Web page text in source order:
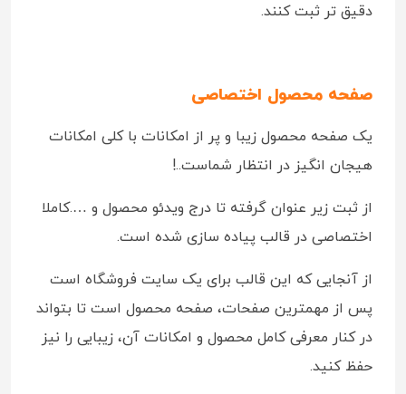
دقیق تر ثبت کنند.
صفحه محصول اختصاصی
یک صفحه محصول زیبا و پر از امکانات با کلی امکانات
هیجان انگیز در انتظار شماست..!
از ثبت زیر عنوان گرفته تا درج ویدئو محصول و ….کاملا
اختصاصی در قالب پیاده سازی شده است.
از آنجایی که این قالب برای یک سایت فروشگاه است
پس از مهمترین صفحات، صفحه محصول است تا بتواند
در کنار معرفی کامل محصول و امکانات آن، زیبایی را نیز
حفظ کنید.